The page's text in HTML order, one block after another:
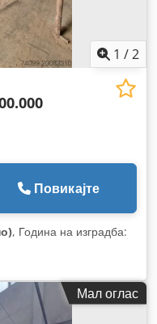
1 /2
Повикајте
, Година на изградба:
Мал оглас